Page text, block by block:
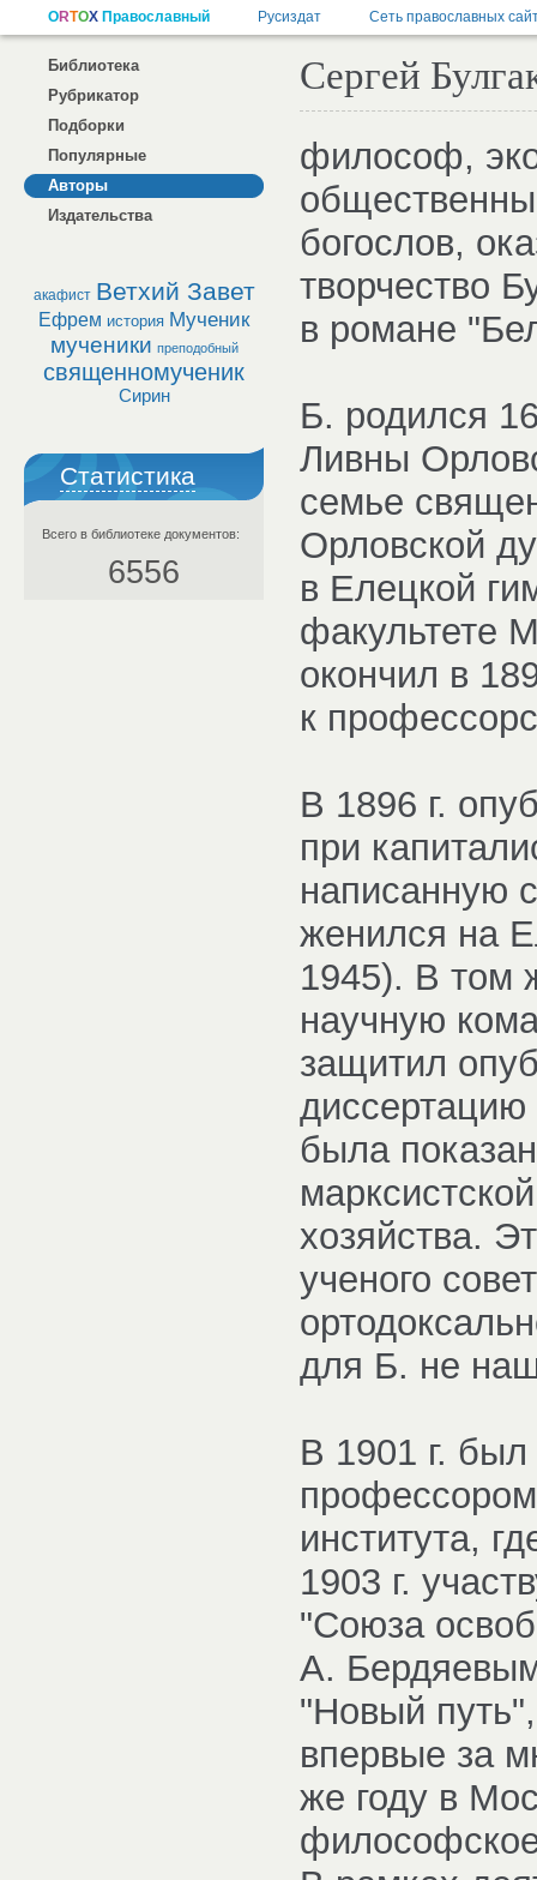
Библиотека
Рубрикатор
Подборки
Популярные
Авторы
Издательства
акафист Ветхий Завет
Ефрем история Мученик
мученики преподобный
священномученик
Сирин
Статистика
Всего в библиотеке документов:
6556
Сергей
философ,
богослов,
творчество
в романе
Б. родился
Ливны
семье
Орловской
в Елецкой
факультете
окончил в
к
В 1896 г.
при
написанную
женился на
1945). В том
научную
защитил
диссертацию
была
хозяйства.
ученого
для Б. не
В 1901 г.
профессором
института,
1903 г.
"Союза
А. Бердяевым
"Новый
впервые за
же году в